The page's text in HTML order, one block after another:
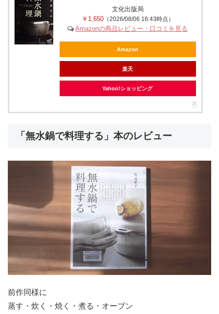
文化出版局
￥1,650（2026/08/06 16:43時点）
Amazonの商品レビュー・口コミを見る
Amazon
楽天
Yahoo!ショッピング
「無水鍋で料理する」本のレビュー
前作同様に
蒸す・炊く・焼く・煮る・オーブン